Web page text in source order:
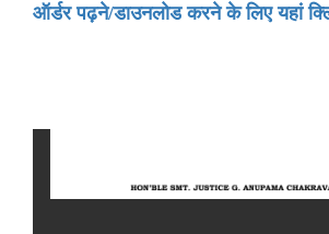
ऑर्डर पढ़ने/डाउनलोड करने के लिए यहां